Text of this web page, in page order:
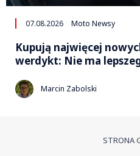
07.08.2026 Moto Newsy
Kupują najwięcej
werdykt: Nie ma
Marcin Zabolski
STRONA